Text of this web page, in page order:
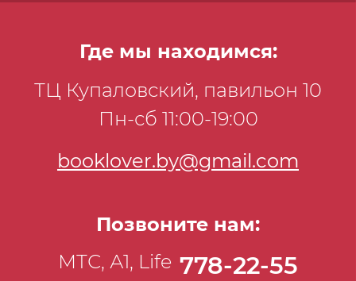
Где мы находимся:
ТЦ Купаловский, павильон 10
Пн-сб 11:00-19:00
booklover.by@gmail.com
Позвоните нам:
МТС, А1, Life 778-22-55